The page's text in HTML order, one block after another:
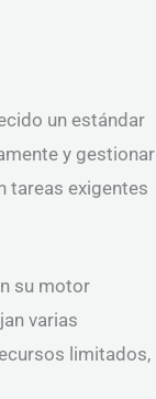
un estándar
y gestionar
tareas exigentes
su motor
varias
limitados,